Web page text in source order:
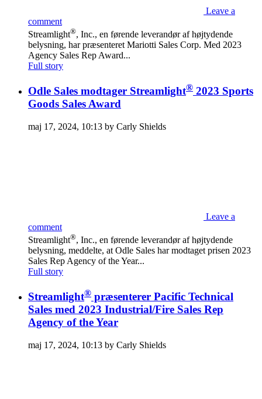
Leave a
comment
Streamlight®, Inc., en førende leverandør af højtydende
belysning, har præsenteret Mariotti Sales Corp. Med 2023
Agency Sales Rep Award...
Full story
Odle Sales modtager Streamlight® 2023 Sports
Goods Sales Award
maj 17, 2024, 10:13 by Carly Shields
Leave a
comment
Streamlight®, Inc., en førende leverandør af højtydende
belysning, meddelte, at Odle Sales har modtaget prisen 2023
Sales Rep Agency of the Year...
Full story
Streamlight® præsenterer Pacific Technical
Sales med 2023 Industrial/Fire Sales Rep
Agency of the Year
maj 17, 2024, 10:13 by Carly Shields